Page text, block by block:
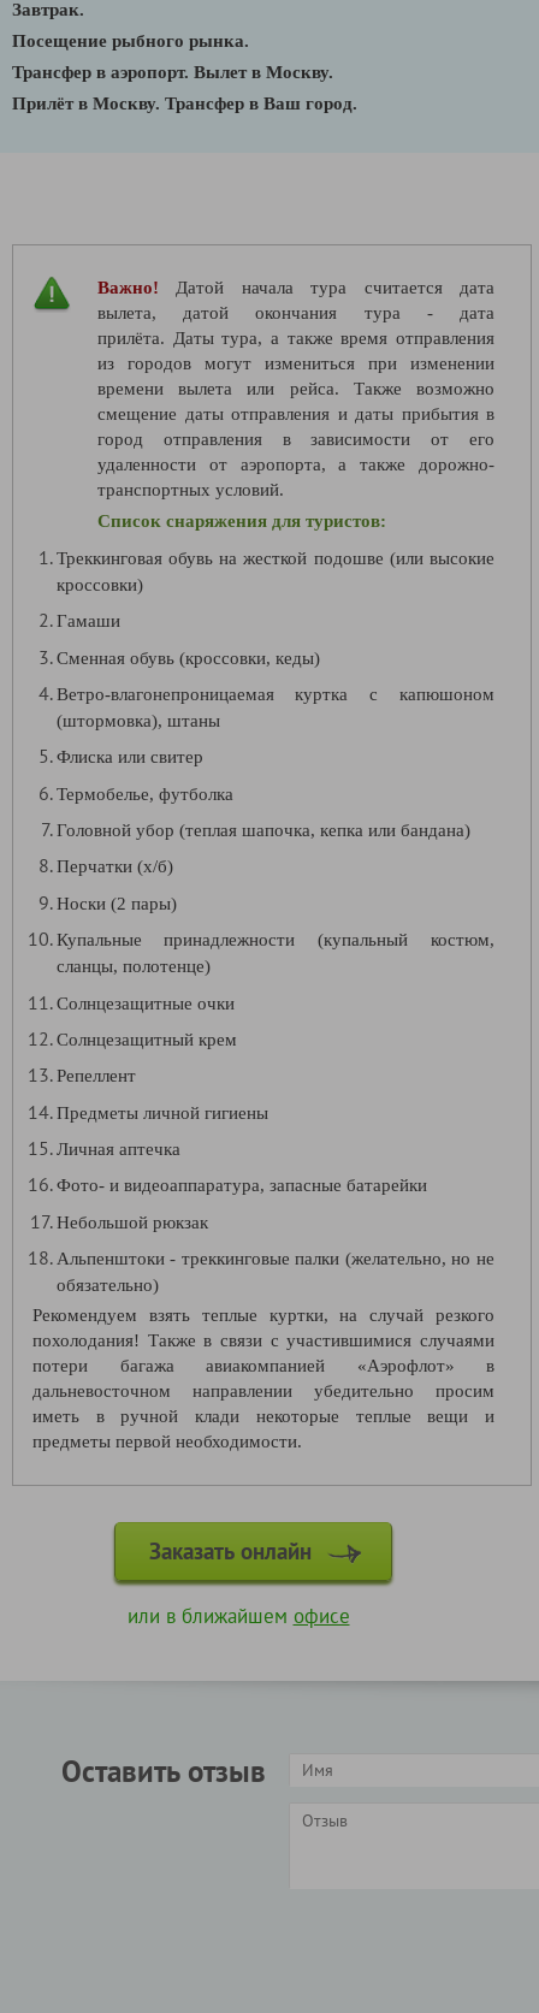
Завтрак.
Посещение рыбного рынка.
Трансфер в аэропорт. Вылет в Москву.
Прилёт в Москву. Трансфер в Ваш город.
Важно! Датой начала тура считается дата
вылета, датой окончания тура - дата
прилёта. Даты тура, а также время отправления
из городов могут измениться при изменении
времени вылета или рейса. Также возможно
смещение даты отправления и даты прибытия в
город отправления в зависимости от его
удаленности от аэропорта, а также дорожно-
транспортных условий.
Список снаряжения для туристов:
Треккинговая обувь на жесткой подошве (или высокие
кроссовки)
Гамаши
Сменная обувь (кроссовки, кеды)
Ветро-влагонепроницаемая куртка с капюшоном
(штормовка), штаны
Флиска или свитер
Термобелье, футболка
Головной убор (теплая шапочка, кепка или бандана)
Перчатки (х/б)
Носки (2 пары)
Купальные принадлежности (купальный костюм,
сланцы, полотенце)
Солнцезащитные очки
Солнцезащитный крем
Репеллент
Предметы личной гигиены
Личная аптечка
Фото- и видеоаппаратура, запасные батарейки
Небольшой рюкзак
Альпенштоки - треккинговые палки (желательно, но не
обязательно)
Рекомендуем взять теплые куртки, на случай резкого
похолодания! Также в связи с участившимися случаями
потери багажа авиакомпанией «Аэрофлот» в
дальневосточном направлении убедительно просим
иметь в ручной клади некоторые теплые вещи и
предметы первой необходимости.
Заказать онлайн
или в ближайшем офисе
Оставить отзыв